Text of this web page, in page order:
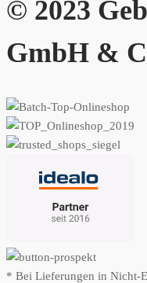
© 2023
GmbH &
* Bei Lieferungen in Nicht-